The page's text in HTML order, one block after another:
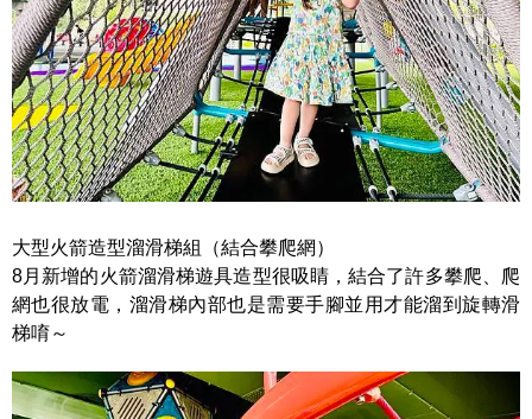
大型火箭造型溜滑梯組（結合攀爬網）
8月新增的火箭溜滑梯遊具造型很吸睛，結合了許多攀爬、爬
網也很放電，溜滑梯內部也是需要手腳並用才能溜到旋轉滑
梯唷～